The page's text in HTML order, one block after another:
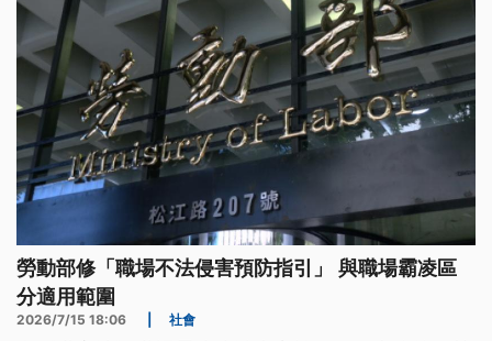
勞動部修「職場不法侵害預防指引」 與職場霸凌區
分適用範圍
2026/7/15 18:06 社會